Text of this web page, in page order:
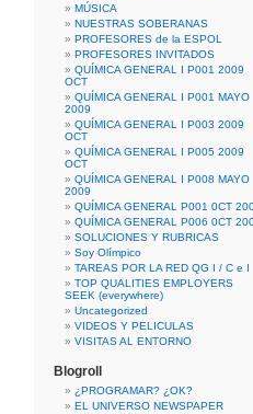
MÚSICA
NUESTRAS SOBERANAS
PROFESORES de la ESPOL
PROFESORES INVITADOS
QUÍMICA GENERAL I P001 2009
OCT
QUÍMICA GENERAL I P001 MAYO
2009
QUÍMICA GENERAL I P003 2009
OCT
QUÍMICA GENERAL I P005 2009
OCT
QUÍMICA GENERAL I P008 MAYO
2009
QUÍMICA GENERAL P001 0CT
QUÍMICA GENERAL P006 0CT
SOLUCIONES Y RUBRICAS
Soy Olímpico
TAREAS POR LA RED QG I / C e I
TOP QUALITIES EMPLOYERS
SEEK (everywhere)
Uncategorized
VIDEOS Y PELICULAS
VISITAS AL ENTORNO
Blogroll
¿PROGRAMAR? ¿OK?
EL UNIVERSO NEWSPAPER